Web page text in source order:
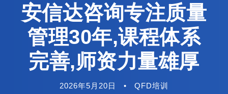
安信达咨询专注质量
管理30年,课程体系
完善,师资力量雄厚
2026年5月20日 •
QFD培训